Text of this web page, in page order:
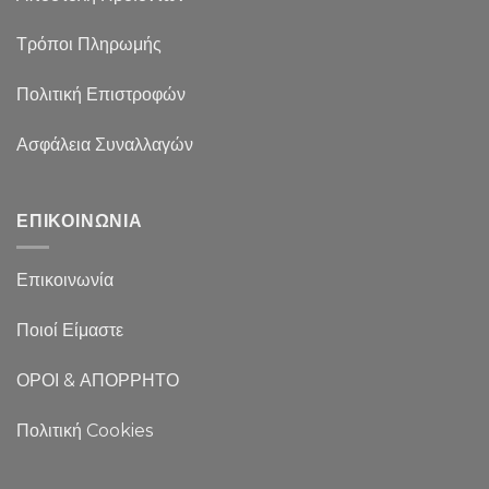
Τρόποι Πληρωμής
Πολιτική Επιστροφών
Ασφάλεια Συναλλαγών
ΕΠΙΚΟΙΝΩΝΙΑ
Επικοινωνία
Ποιοί Είμαστε
ΟΡΟΙ & ΑΠΟΡΡΗΤΟ
Πολιτική Cookies